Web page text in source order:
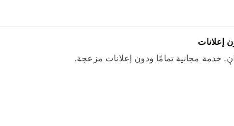
إعلانات
خدمة مجانية تمامًا ودون إعلانات مزعجة.